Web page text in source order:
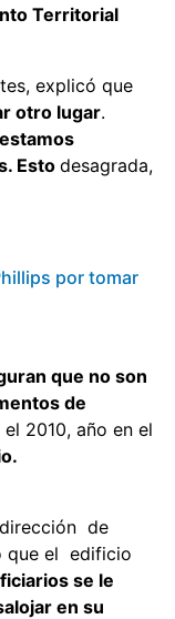
Territorial
explicó que
otro lugar.
estamos
Estodesagrada,
por tomar
que no son
de
2010, año en el
de
que el edificio
se le
en su